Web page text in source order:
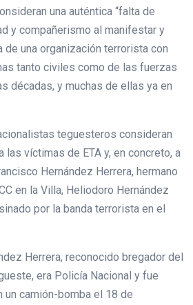
una auténtica “falta de
y compañerismo al manifestar y
una organización terrorista con
tanto civiles como de las fuerzas
décadas, y muchas de ellas ya en
teguesteros consideran
las víctimas de ETA y, en concreto, a
Hernández Herrera, hermano
en la Villa, Heliodoro Hernández
por la banda terrorista en el
Herrera, reconocido bregador del
era Policía Nacional y fue
un camión-bomba el 18 de